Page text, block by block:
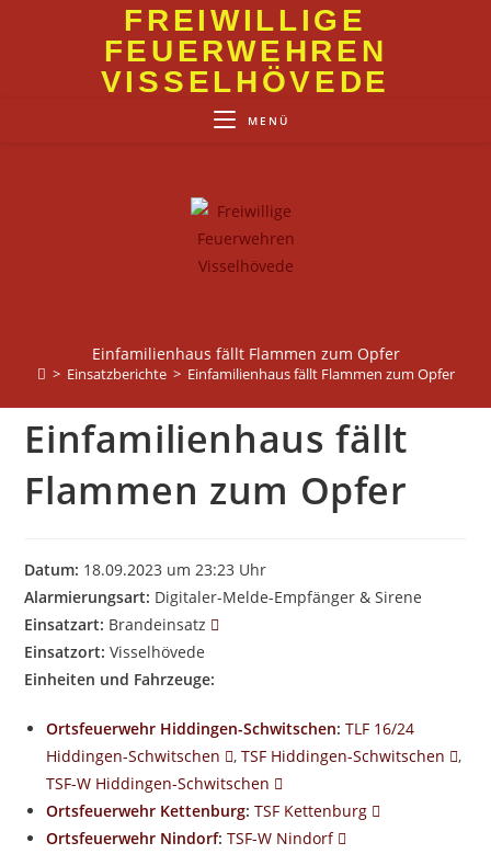
FREIWILLIGE
FEUERWEHREN
VISSELHÖVEDE
MENÜ
Einfamilienhaus fällt Flammen zum Opfer
> Einsatzberichte > Einfamilienhaus fällt Flammen zum Opfer
Einfamilienhaus fällt
Flammen zum Opfer
Datum: 18.09.2023 um 23:23 Uhr
Alarmierungsart: Digitaler-Melde-Empfänger & Sirene
Einsatzart: Brandeinsatz
Einsatzort: Visselhövede
Einheiten und Fahrzeuge:
Ortsfeuerwehr Hiddingen-Schwitschen: TLF 16/24
Hiddingen-Schwitschen
,TSF Hiddingen-Schwitschen
,
TSF-W Hiddingen-Schwitschen
Ortsfeuerwehr Kettenburg: TSF Kettenburg
Ortsfeuerwehr Nindorf: TSF-W Nindorf